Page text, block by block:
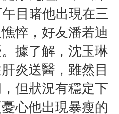
目睹他出現在三
悴，好友潘若迪
據了解，沈玉琳
炎送醫，雖然目
但狀況有穩定下
心他出現暴瘦的